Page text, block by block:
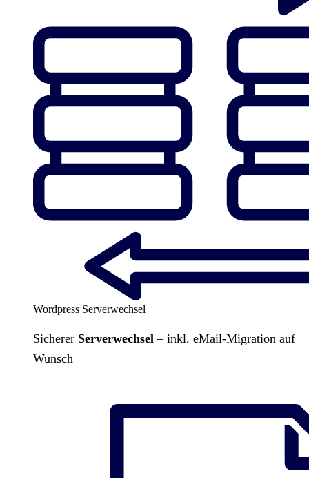
Wordpress Serverwechsel
Sicherer Serverwechsel – inkl. eMail-Migration auf
Wunsch